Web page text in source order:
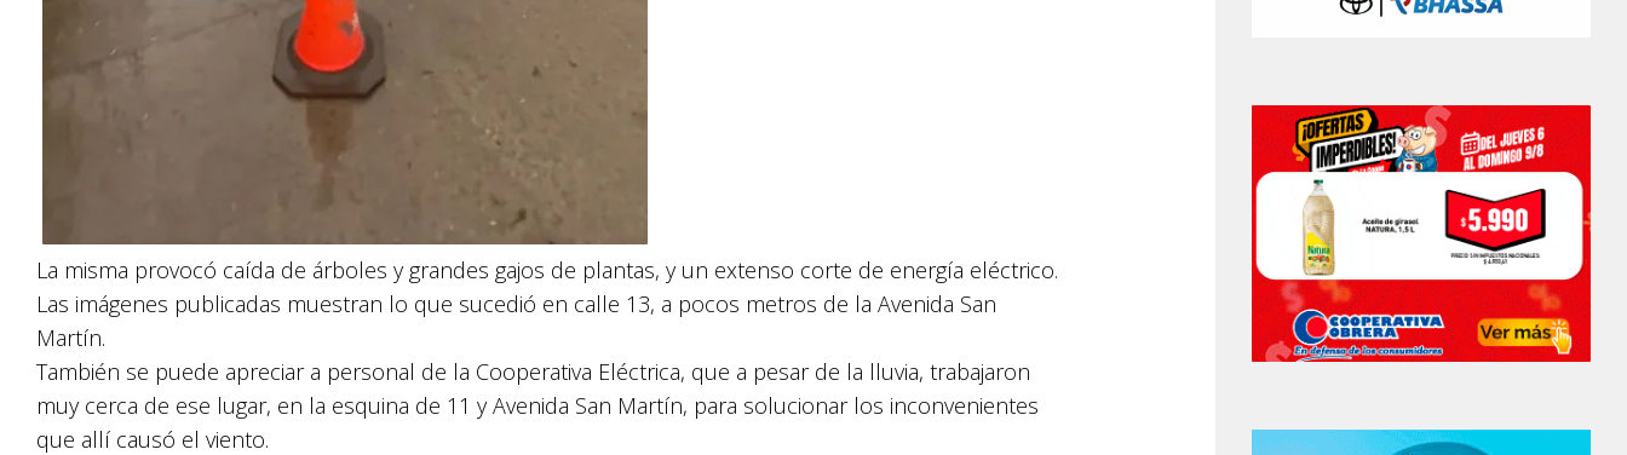
La misma provocó caída de árboles y grandes gajos de plantas, y un extenso corte de energía eléctrico.
Las imágenes publicadas muestran lo que sucedió en calle 13, a pocos metros de la Avenida San
Martín.
También se puede apreciar a personal de la Cooperativa Eléctrica, que a pesar de la lluvia, trabajaron
muy cerca de ese lugar, en la esquina de 11 y Avenida San Martín, para solucionar los inconvenientes
que allí causó el viento.